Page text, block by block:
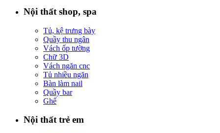
Nội thất shop, spa
Tủ, kệ trưng bày
Quầy thu ngân
Vách ốp tường
Chữ 3D
Vách ngăn cnc
Tủ nhiều ngăn
Bàn làm nail
Quầy bar
Ghế
Nội thất trẻ em